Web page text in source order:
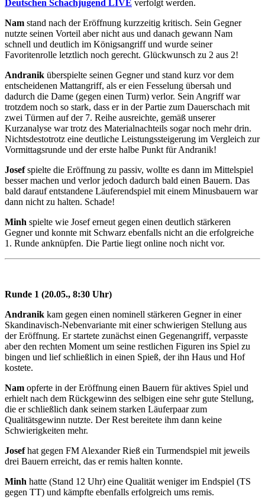
Deutschen Schachjugend LIVE verfolgt werden.
Nam stand nach der Eröffnung kurzzeitig kritisch. Sein Gegner
nutzte seinen Vorteil aber nicht aus und danach gewann Nam
schnell und deutlich im Königsangriff und wurde seiner
Favoritenrolle letztlich noch gerecht. Glückwunsch zu 2 aus 2!
Andranik überspielte seinen Gegner und stand kurz vor dem
entscheidenen Mattangriff, als er eien Fesselung übersah und
dadurch die Dame (gegen einen Turm) verlor. Sein Angriff war
trotzdem noch so stark, dass er in der Partie zum Dauerschach mit
zwei Türmen auf der 7. Reihe ausreichte, gemäß unserer
Kurzanalyse war trotz des Materialnachteils sogar noch mehr drin.
Nichtsdestotrotz eine deutliche Leistungssteigerung im Vergleich zur
Vormittagsrunde und der erste halbe Punkt für Andranik!
Josefspielte die Eröffnung zu passiv, wollte es dann im Mittelspiel
besser machen und verlor jedoch dadurch bald einen Bauern. Das
bald darauf entstandene Läuferendspiel mit einem Minusbauern war
dann nicht zu halten. Schade!
Minh spielte wie Josef erneut gegen einen deutlich stärkeren
Gegner und konnte mit Schwarz ebenfalls nicht an die erfolgreiche
1. Runde anknüpfen. Die Partie liegt online noch nicht vor.
Runde 1 (20.05., 8:30 Uhr)
Andranik kam gegen einen nominell stärkeren Gegner in einer
Skandinavisch-Nebenvariante mit einer schwierigen Stellung aus
der Eröffnung. Er startete zunächst einen Gegenangriff, verpasste
aber den rechten Moment um seine restlichen Figuren ins Spiel zu
bingen und lief schließlich in einen Spieß, der ihn Haus und Hof
kostete.
Nam opferte in der Eröffnung einen Bauern für aktives Spiel und
erhielt nach dem Rückgewinn des selbigen eine sehr gute Stellung,
die er schließlich dank seinem starken Läuferpaar zum
Qualitätsgewinn nutzte. Der Rest bereitete ihm dann keine
Schwierigkeiten mehr.
Josefhat gegen FM Alexander Rieß ein Turmendspiel mit jeweils
drei Bauern erreicht, das er remis halten konnte.
Minh hatte (Stand 12 Uhr) eine Qualität weniger im Endspiel (TS
gegen TT) und kämpfte ebenfalls erfolgreich ums remis.